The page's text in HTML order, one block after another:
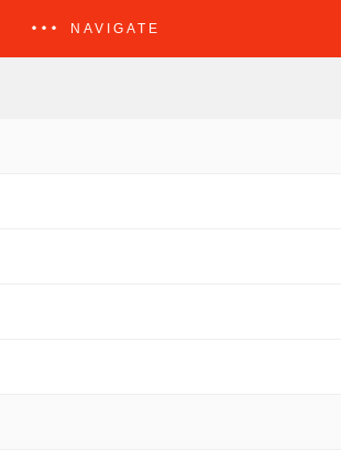
NAVIGATE